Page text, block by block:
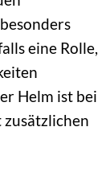
eine Rolle,
Helm ist bei